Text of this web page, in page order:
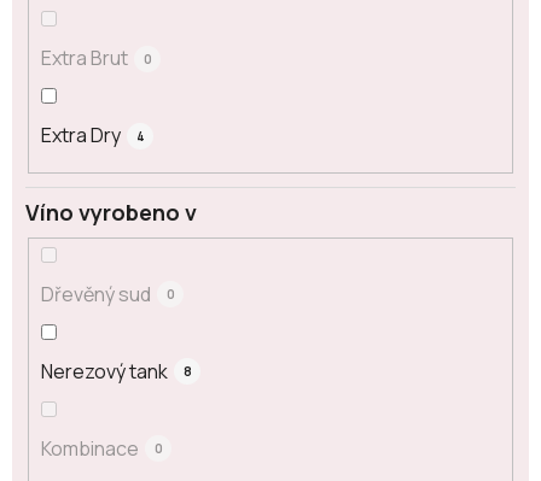
Extra Brut 0
Extra Dry 4
Víno vyrobeno v
Dřevěný sud 0
Nerezový tank 8
Kombinace 0